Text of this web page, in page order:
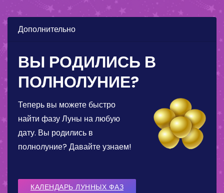
Дополнительно
ВЫ РОДИЛИСЬ В
ПОЛНОЛУНИЕ?
Теперь вы можете быстро
найти фазу Луны на любую
дату. Вы родились в
полнолуние? Давайте узнаем!
КАЛЕНДАРЬ ЛУННЫХ ФАЗ